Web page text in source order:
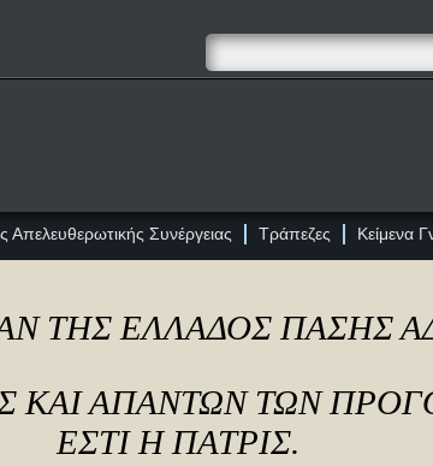
Απελευθερωτικής Συνέργειας Τράπεζες Κείμενα
ΤΗΣ ΕΛΛΑΔΟΣ ΠΑΣΗΣ
ΚΑΙ ΑΠΑΝΤΩΝ ΤΩΝ
ΕΣΤΙ Η ΠΑΤΡΙΣ.